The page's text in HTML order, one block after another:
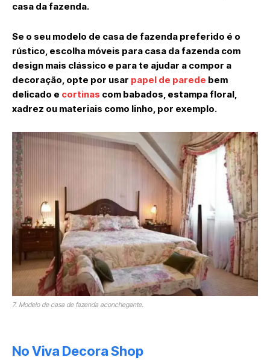
casa da fazenda.
Se o seu modelo de casa de fazenda preferido é o
rústico, escolha móveis para casa da fazenda com
design mais clássico e para te ajudar a compor a
decoração, opte por usar papel de parede bem
delicado e cortinas com babados, estampa floral,
xadrez ou materiais como linho, por exemplo.
7. Modelo de casa de fazenda aconchegante.
No Viva Decora Shop